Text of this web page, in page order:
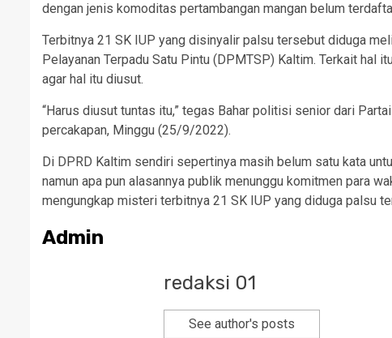
dengan jenis komoditas pertambangan mangan belum
Terbitnya 21 SK IUP yang disinyalir palsu tersebut diduga
Pelayanan Terpadu Satu Pintu (DPMTSP) Kaltim. Terkait hal
agar hal itu diusut.
“Harus diusut tuntas itu,” tegas Bahar politisi senior dari
percakapan, Minggu (25/9/2022).
Di DPRD Kaltim sendiri sepertinya masih belum satu kata
namun apa pun alasannya publik menunggu komitmen para
mengungkap misteri terbitnya 21 SK IUP yang diduga palsu
Admin
redaksi 01
See author's posts